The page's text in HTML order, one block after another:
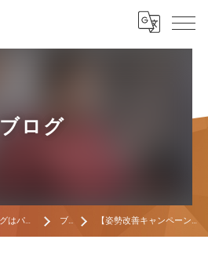
ブログ
岡山のパーソナルトレーニングはパーソナルトレーニングスタジオ Unleash ブログ 【姿勢改善キャンペーン実施中！6月1日～6月30日】